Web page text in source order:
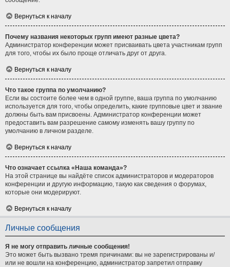
Вернуться к началу
Почему названия некоторых групп имеют разные цвета?
Администратор конференции может присваивать цвета участникам групп
для того, чтобы их было проще отличать друг от друга.
Вернуться к началу
Что такое группа по умолчанию?
Если вы состоите более чем в одной группе, ваша группа по умолчанию
используется для того, чтобы определить, какие групповые цвет и звание
должны быть вам присвоены. Администратор конференции может
предоставить вам разрешение самому изменять вашу группу по
умолчанию в личном разделе.
Вернуться к началу
Что означает ссылка «Наша команда»?
На этой странице вы найдёте список администраторов и модераторов
конференции и другую информацию, такую как сведения о форумах,
которые они модерируют.
Вернуться к началу
Личные сообщения
Я не могу отправить личные сообщения!
Это может быть вызвано тремя причинами: вы не зарегистрированы и/
или не вошли на конференцию, администратор запретил отправку